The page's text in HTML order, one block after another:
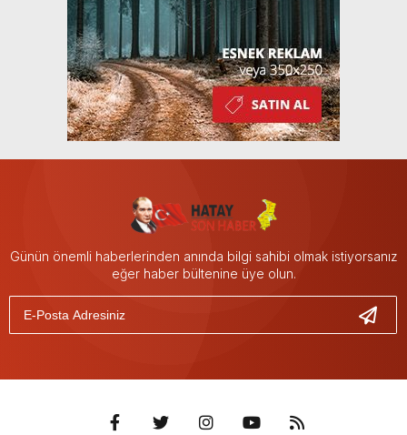
Günün önemli haberlerinden anında bilgi sahibi olmak istiyorsanız
eğer haber bültenine üye olun.